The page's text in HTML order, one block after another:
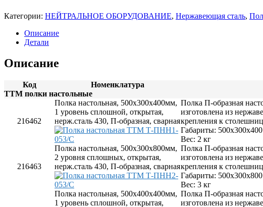
Посудомоечные машины
Вертикальные грили для шаурмы
Котлы пищеварочные газовые
Льдогенераторы
Машины холодильные (сплит-системы и моноблоки)
Столы холодильные
Морозильные столы
Универсальные столы
Холодильные столы
Оборудование для магазиностроения
Оборудование для выносного холода и ККА
Оборудование со встроенным агрегатом
Шкафы шоковой заморозки
Электромеханическое оборудование
Блендеры
Кофемолки
Машины мойки овощей и картофелеочистители
Миксеры и тестомесы
Мясорубки
Категории: НЕЙТРАЛЬНОЕ ОБОРУДОВАНИЕ, Нержавеющая сталь,
Описание
Детали
Описание
Код Номенклатура
ТТМ полки настольные
216462
Полка настольная, 500х300х400мм,
1 уровень сплошной, открытая,
нерж.сталь 430, П-образная, сварная
Полка П-образная
изготовлена из
крепления к
Габариты:
Вес: 2 кг
216463
Полка настольная, 500х300х800мм,
2 уровня сплошных, открытая,
нерж.сталь 430, П-образная, сварная
Полка П-образная
изготовлена из
крепления к
Габариты:
Вес: 3 кг
Полка настольная, 500х400х400мм,
1 уровень сплошной, открытая,
Полка П-образная
изготовлена из